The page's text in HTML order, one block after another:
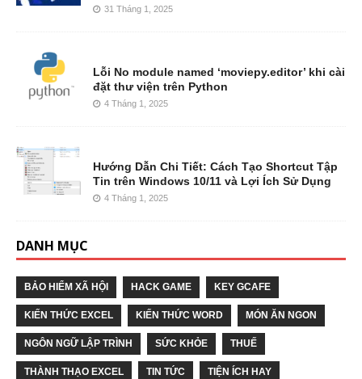
31 Tháng 1, 2025
Lỗi No module named ‘moviepy.editor’ khi cài
đặt thư viện trên Python
4 Tháng 1, 2025
Hướng Dẫn Chi Tiết: Cách Tạo Shortcut Tập
Tin trên Windows 10/11 và Lợi Ích Sử Dụng
4 Tháng 1, 2025
DANH MỤC
BẢO HIỂM XÃ HỘI HACK GAME KEY GCAFE
KIẾN THỨC EXCEL KIẾN THỨC WORD MÓN ĂN NGON
NGÔN NGỮ LẬP TRÌNH SỨC KHỎE THUẾ
THÀNH THẠO EXCEL TIN TỨC TIỆN ÍCH HAY